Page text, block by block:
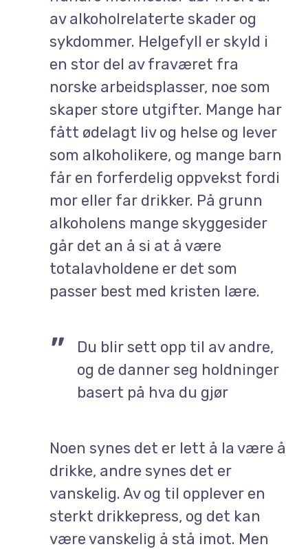
av alkoholrelaterte skader og
sykdommer. Helgefyll er skyld i
en stor del av fraværet fra
norske arbeidsplasser, noe som
skaper store utgifter. Mange har
fått ødelagt liv og helse og lever
som alkoholikere, og mange barn
får en forferdelig oppvekst fordi
mor eller far drikker. På grunn
alkoholens mange skyggesider
går det an å si at å være
totalavholdene er det som
passer best med kristen lære.
Du blir sett opp til av andre,
og de danner seg holdninger
basert på hva du gjør
Noen synes det er lett å la være å
drikke, andre synes det er
vanskelig. Av og til opplever en
sterkt drikkepress, og det kan
være vanskelig å stå imot. Men